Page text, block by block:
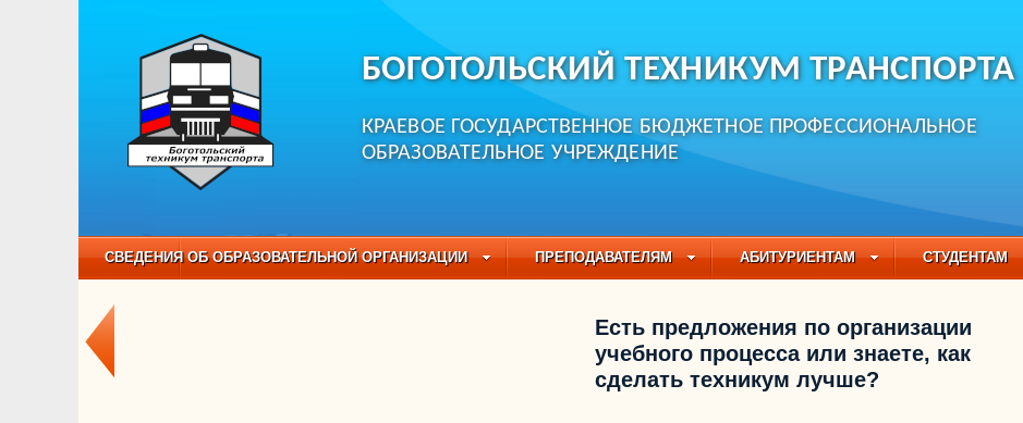
БОГОТОЛЬСКИЙ ТЕХНИКУМ ТРАНСПОРТА
КРАЕВОЕ ГОСУДАРСТВЕННОЕ БЮДЖЕТНОЕ ПРОФЕССИОНАЛЬНОЕ
ОБРАЗОВАТЕЛЬНОЕ УЧРЕЖДЕНИЕ
СВЕДЕНИЯ ОБ ОБРАЗОВАТЕЛЬНОЙ ОРГАНИЗАЦИИ ПРЕПОДАВАТЕЛЯМ АБИТУРИЕНТАМ СТУДЕНТАМ
НЕЗАВИСИМАЯ ОЦЕНКА КАЧЕСТВА ОБРАЗОВАНИЯ
НАБОР ОБУЧАЮЩИХСЯ НА 2021-2022 УЧЕБНЫЙ ГОД
Есть предложения по организации
учебного процесса или знаете, как
сделать техникум лучше?